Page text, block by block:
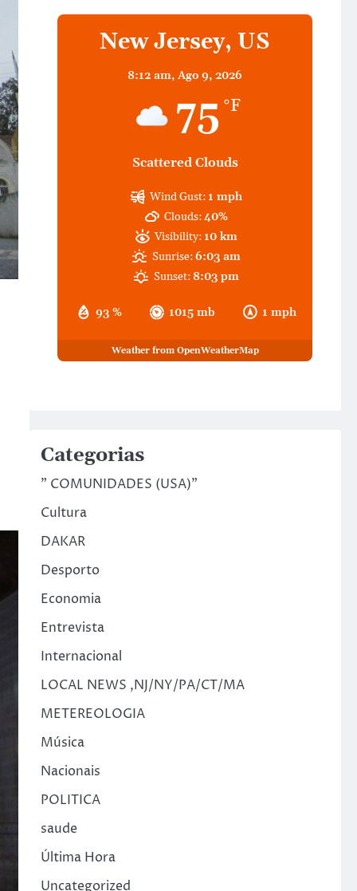
New Jersey, US
8:12 am,Ago 9, 2026
75 °F
Scattered Clouds
93 % 1015 mb 1 mph
Wind Gust: 1 mph
Clouds:40%
Visibility: 10 km
Sunrise:6:03 am
Sunset:8:03 pm
Weather from OpenWeatherMap
Categorias
" COMUNIDADES (USA)"
Cultura
DAKAR
Desporto
Economia
Entrevista
Internacional
LOCAL NEWS ,NJ/NY/PA/CT/MA
METEREOLOGIA
Música
Nacionais
POLITICA
saude
Última Hora
Uncategorized